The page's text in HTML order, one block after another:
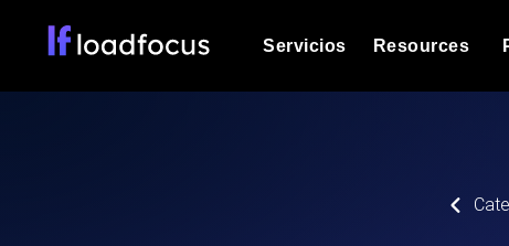
Servicios Resources